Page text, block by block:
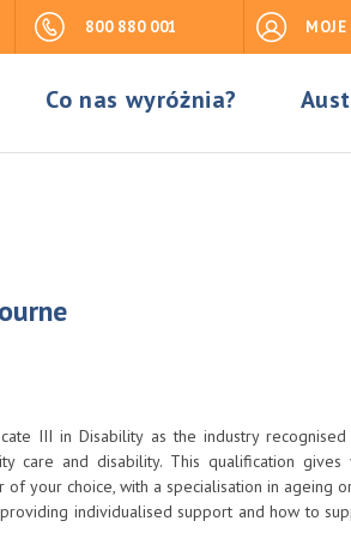
800 880 001 MOJE
Co nas wyróżnia?
III in Disability as the industry
care and disability. This qualification gives
your choice, with a specialisation in ageing
individualised support and how to